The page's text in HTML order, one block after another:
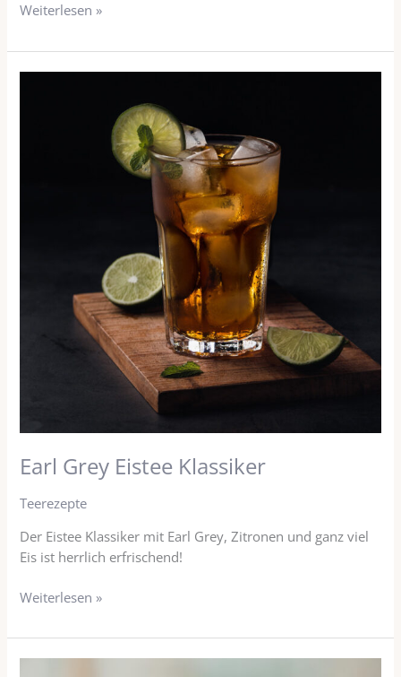
Weiterlesen »
Earl Grey Eistee Klassiker
Teerezepte
Der Eistee Klassiker mit Earl Grey, Zitronen und ganz viel
Eis ist herrlich erfrischend!
Weiterlesen »